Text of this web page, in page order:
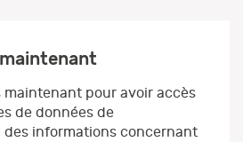
pour avoir accès
de données de
des informations concernant